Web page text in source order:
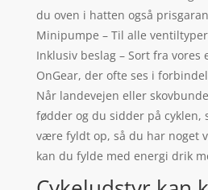
du oven i hatten også
Minipumpe – Til alle
Inklusiv beslag – Sort fra
OnGear, der ofte ses i
Når landevejen eller
fødder og du sidder på cyklen,
være fyldt op, så du har noget
kan du fylde med energi drik